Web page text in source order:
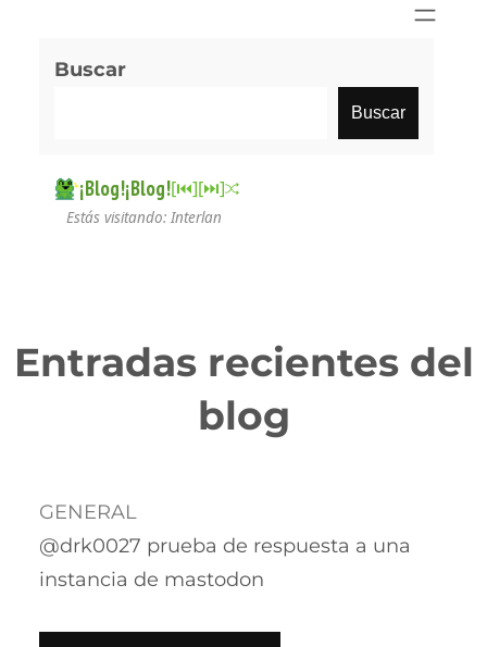
Buscar
Buscar
¡Blog!¡Blog![⏮︎][⏭︎]
Estás visitando: Interlan
Entradas recientes del
blog
GENERAL
@drk0027 prueba de respuesta a una
instancia de mastodon